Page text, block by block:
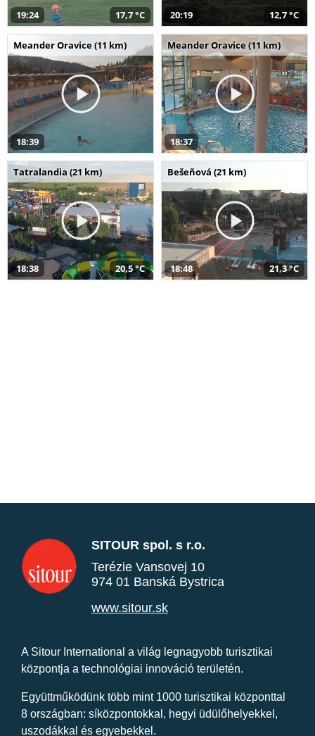
19:24 17,7 °C 20:19 12,7 °C
Meander Oravice (11 km)
18:39
Meander Oravice (11 km)
18:37
Tatralandia (21 km)
18:38 20,5 °C
Bešeňová (21 km)
18:48 21,3 °C
SITOUR spol. s r.o.
Terézie Vansovej 10
974 01 Banská Bystrica
www.sitour.sk
A Sitour International a világ legnagyobb turisztikai
központja a technológiai innováció területén.
Együttműködünk több mint 1000 turisztikai központtal
8 országban: síközpontokkal, hegyi üdülőhelyekkel,
uszodákkal és egyebekkel.